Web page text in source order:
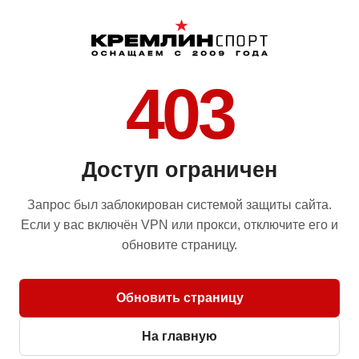
403
Доступ ограничен
Запрос был заблокирован системой защиты сайта.
Если у вас включён VPN или прокси, отключите его и
обновите страницу.
Обновить страницу
На главную